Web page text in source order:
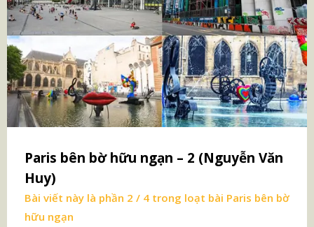
Paris bên bờ hữu ngạn – 2 (Nguyễn Văn
Huy)
Bài viết này là phần 2 / 4 trong loạt bài Paris bên bờ
hữu ngạn